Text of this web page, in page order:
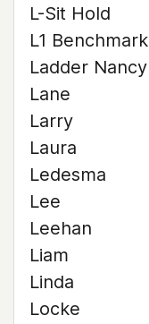
L-Sit Hold
L1 Benchmark
Ladder Nancy
Lane
Larry
Laura
Ledesma
Lee
Leehan
Liam
Linda
Locke